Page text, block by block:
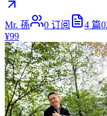
Mr. 孫 0 订阅 4 篇
¥99